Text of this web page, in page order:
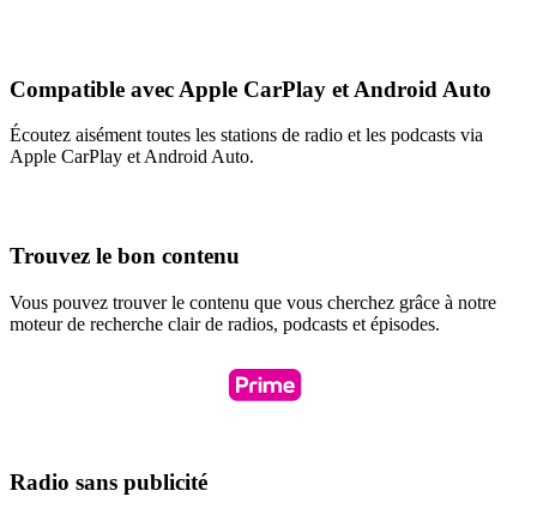
Compatible avec Apple CarPlay et Android Auto
Écoutez aisément toutes les stations de radio et les podcasts via
Apple CarPlay et Android Auto.
Trouvez le bon contenu
Vous pouvez trouver le contenu que vous cherchez grâce à notre
moteur de recherche clair de radios, podcasts et épisodes.
Radio sans publicité